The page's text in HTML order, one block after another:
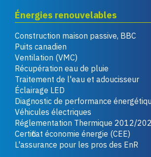
Énergies renouvelables
Construction maison passive, BBC
Puits canadien
Ventilation (VMC)
Récupération eau de pluie
Traitement de l'eau et adoucisseur
Éclairage LED
Diagnostic de performance
Véhicules électriques
Réglementation Thermique 2012/
Certificat économie énergie (CEE)
L'assurance pour les pros des EnR